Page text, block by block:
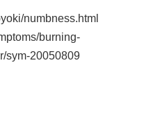
numbness.html
burning-
sym-20050809